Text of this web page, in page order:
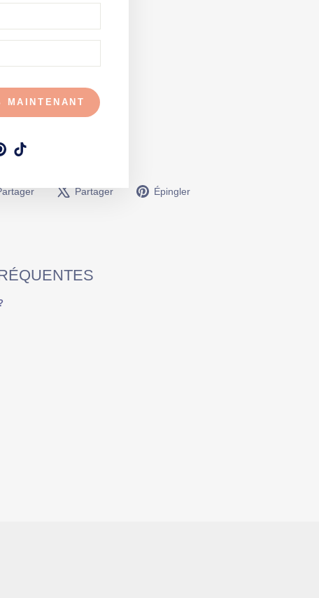
MAINTENANT
Pinterest
PartagerPartager
TweeterÉpingler